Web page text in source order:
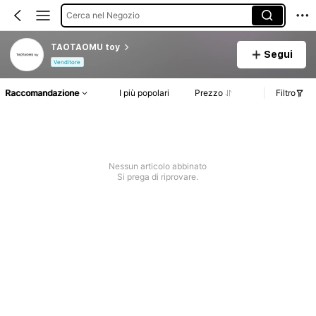
Cerca nel Negozio
TAOTAOMU toy
Venditore
Segui
Raccomandazione I più popolari Prezzo Filtro
Nessun articolo abbinato
Si prega di riprovare.